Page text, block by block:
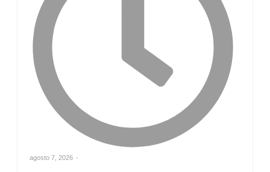
agosto 7, 2026 -